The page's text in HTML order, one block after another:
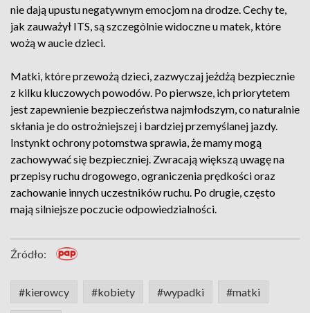
nie dają upustu negatywnym emocjom na drodze. Cechy te,
jak zauważył ITS, są szczególnie widoczne u matek, które
wożą w aucie dzieci.
Matki, które przewożą dzieci, zazwyczaj jeżdżą bezpiecznie
z kilku kluczowych powodów. Po pierwsze, ich priorytetem
jest zapewnienie bezpieczeństwa najmłodszym, co naturalnie
skłania je do ostrożniejszej i bardziej przemyślanej jazdy.
Instynkt ochrony potomstwa sprawia, że mamy mogą
zachowywać się bezpieczniej. Zwracają większą uwagę na
przepisy ruchu drogowego, ograniczenia prędkości oraz
zachowanie innych uczestników ruchu. Po drugie, często
mają silniejsze poczucie odpowiedzialności.
Źródło:
#kierowcy #kobiety #wypadki #matki